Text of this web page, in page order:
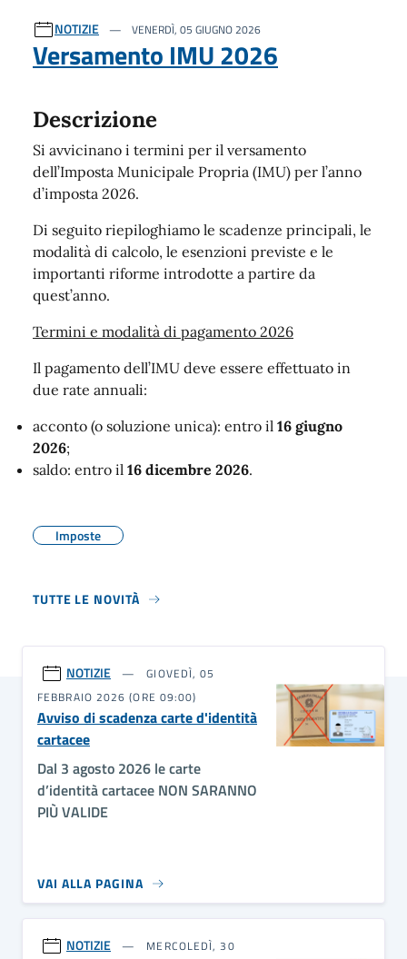
NOTIZIE VENERDÌ, 05 GIUGNO 2026
Versamento IMU 2026
Descrizione
Si avvicinano i termini per il versamento
dell’Imposta Municipale Propria (IMU) per l’anno
d’imposta 2026.
Di seguito riepiloghiamo le scadenze principali, le
modalità di calcolo, le esenzioni previste e le
importanti riforme introdotte a partire da
quest’anno.
Termini e modalità di pagamento 2026
Il pagamento dell’IMU deve essere effettuato in
due rate annuali:
acconto (o soluzione unica): entro il 16 giugno
2026;
saldo: entro il 16 dicembre 2026.
Imposte
TUTTE LE NOVITÀ
NOTIZIE
GIOVEDÌ, 05
FEBBRAIO 2026 (ORE 09:00)
Avviso di scadenza carte d'identità
cartacee
Dal 3 agosto 2026 le carte
d’identità cartacee NON SARANNO
PIÙ VALIDE
VAI ALLA PAGINA
NOTIZIE
MERCOLEDÌ, 30